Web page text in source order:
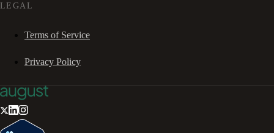
LEGAL
Terms of Service
Privacy Policy